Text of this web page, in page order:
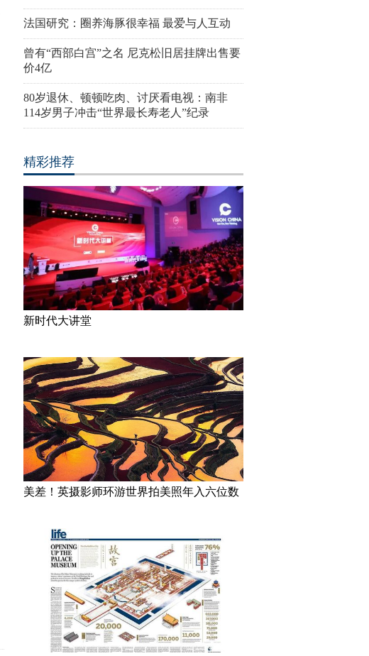
法国研究：圈养海豚很幸福 最爱与人互动
曾有“西部白宫”之名 尼克松旧居挂牌出售要
价4亿
80岁退休、顿顿吃肉、讨厌看电视：南非
114岁男子冲击“世界最长寿老人”纪录
精彩推荐
新时代大讲堂
美差！英摄影师环游世界拍美照年入六位数